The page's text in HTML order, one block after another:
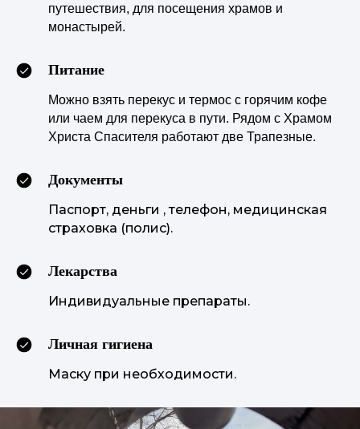
путешествия, для посещения храмов и
монастырей.
Питание
Можно взять перекус и термос с горячим кофе
или чаем для перекуса в пути. Рядом с Храмом
Христа Спасителя работают две Трапезные.
Документы
Паспорт, деньги , телефон, медицинская
страховка (полис).
Лекарства
Индивидуальные препараты.
Личная гигиена
Маску при необходимости.